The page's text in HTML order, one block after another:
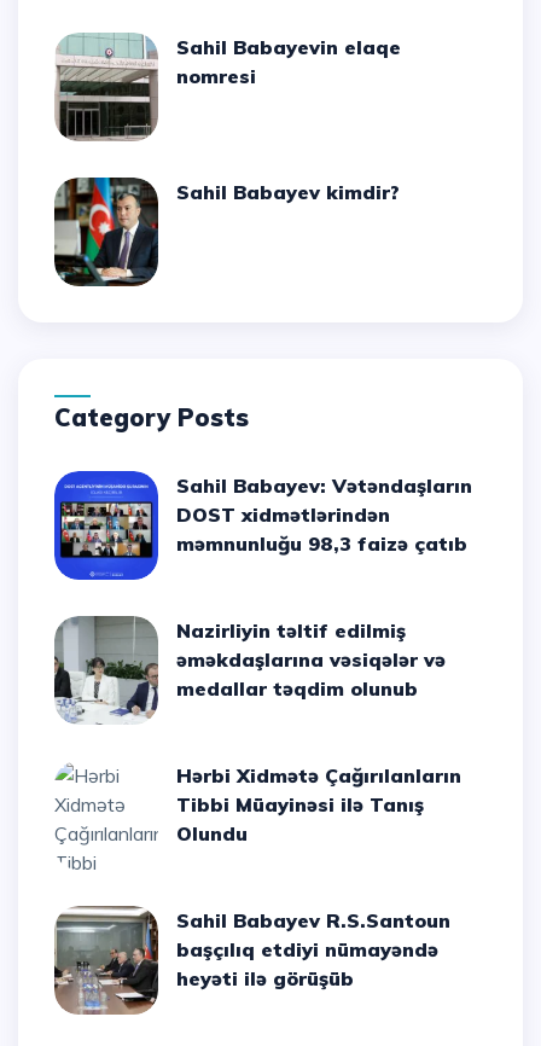
Sahil Babayevin elaqe
nomresi
Sahil Babayev kimdir?
Category Posts
Sahil Babayev: Vətəndaşların
DOST xidmətlərindən
məmnunluğu 98,3 faizə çatıb
Nazirliyin təltif edilmiş
əməkdaşlarına vəsiqələr və
medallar təqdim olunub
Hərbi Xidmətə Çağırılanların
Tibbi Müayinəsi ilə Tanış
Olundu
Sahil Babayev R.S.Santoun
başçılıq etdiyi nümayəndə
heyəti ilə görüşüb